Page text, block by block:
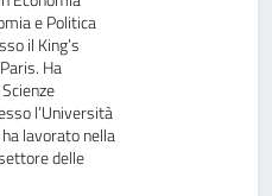
e Politica
il King’s
Ha
l’Università
lavorato nella
delle